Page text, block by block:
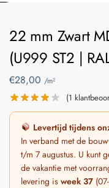
22 mm Zwart
(U999 ST2 |
€28,00 /m²
(1
Levertijd tijdens
In verband met de
t/m 7 augustus. U kunt
de vakantie met
levering is week 37